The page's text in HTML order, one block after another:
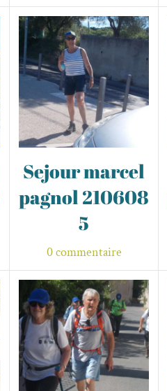
Sejour marcel
pagnol 210608
5
0 commentaire